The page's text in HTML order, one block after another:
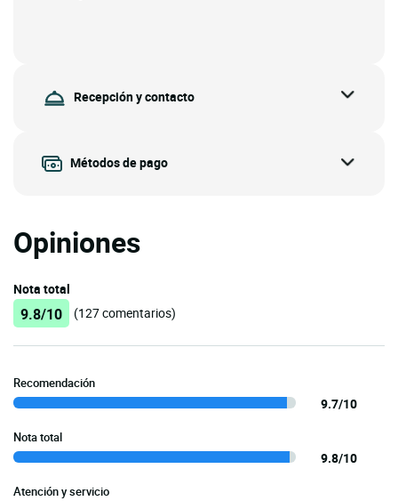
Recepción y contacto
Métodos de pago
Opiniones
Nota total
9.8/10 (127 comentarios)
Recomendación
9.7/10
Nota total
9.8/10
Atención y servicio